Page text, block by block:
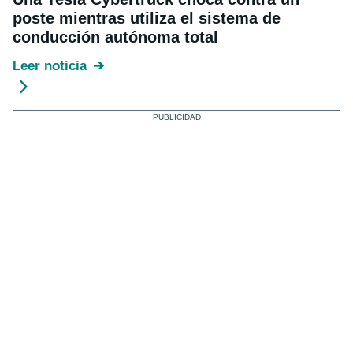
poste mientras utiliza el sistema de
conducción autónoma total
Leer noticia